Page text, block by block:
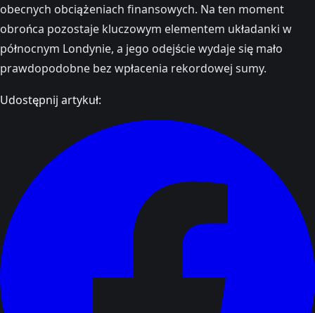
obecnych obciążeniach finansowych. Na ten moment
obrońca pozostaje kluczowym elementem układanki w
północnym Londynie, a jego odejście wydaje się mało
prawdopodobne bez wpłacenia rekordowej sumy.
Udostępnij artykuł: